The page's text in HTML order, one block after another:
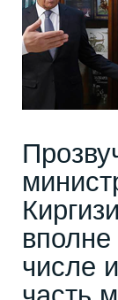
числе